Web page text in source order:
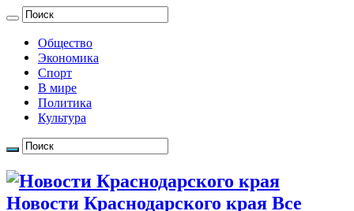
Общество
Экономика
Спорт
В мире
Политика
Культура
Новости Краснодарского края Все